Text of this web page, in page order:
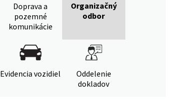
Doprava a
pozemné
komunikácie
Organizačný
odbor
Evidencia vozidiel
Oddelenie
dokladov